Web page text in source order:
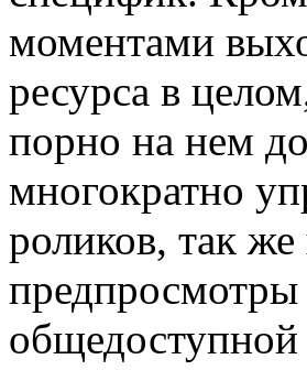
моментами
ресурса в
порно на нем
многократно
роликов, так